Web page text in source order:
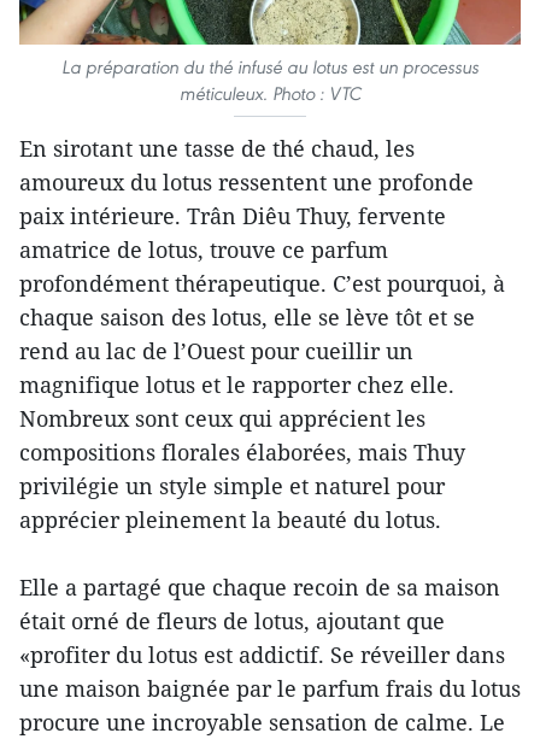
La préparation du thé infusé au lotus est un processus
méticuleux. Photo : VTC
En sirotant une tasse de thé chaud, les
amoureux du lotus ressentent une profonde
paix intérieure. Trân Diêu Thuy, fervente
amatrice de lotus, trouve ce parfum
profondément thérapeutique. C’est pourquoi, à
chaque saison des lotus, elle se lève tôt et se
rend au lac de l’Ouest pour cueillir un
magnifique lotus et le rapporter chez elle.
Nombreux sont ceux qui apprécient les
compositions florales élaborées, mais Thuy
privilégie un style simple et naturel pour
apprécier pleinement la beauté du lotus.
Elle a partagé que chaque recoin de sa maison
était orné de fleurs de lotus, ajoutant que
«profiter du lotus est addictif. Se réveiller dans
une maison baignée par le parfum frais du lotus
procure une incroyable sensation de calme. Le